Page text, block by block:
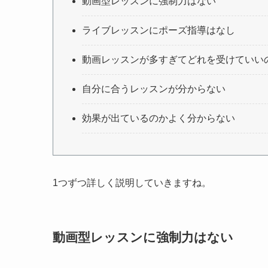
ライブレッスンにポーズ指導はなし
動画レッスンが多すぎてどれを受けていい
自分に合うレッスンが分からない
効果が出ているのかよく分からない
1つずつ詳しく説明していきますね。
動画型レッスンに強制力はない